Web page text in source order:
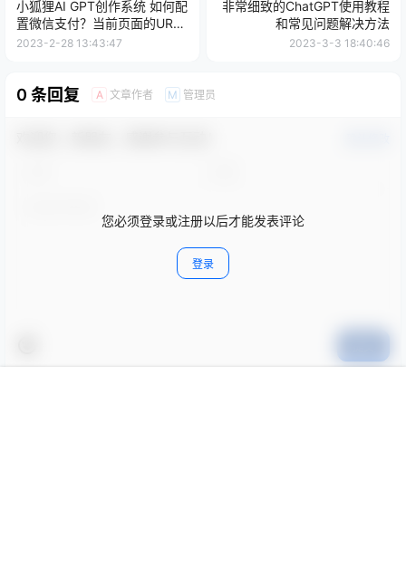
小狐狸AI GPT创作系统 如何配
置微信支付？当前页面的URL
未注册:https…处理办法
2023-2-28 13:43:47
非常细致的ChatGPT使用教程
和常见问题解决方法
2023-3-3 18:40:46
0 条回复 A 文章作者 M 管理员
您必须登录或注册以后才能发表评论
登录